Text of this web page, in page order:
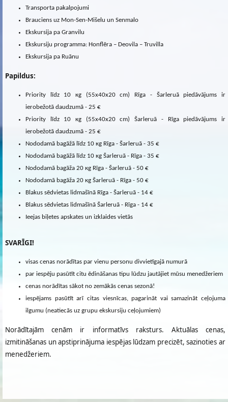
Transporta pakalpojumi
Brauciens uz Mon-Sen-Mišelu un Senmalo
Ekskursija pa Granvilu
Ekskursiju programma: Honflēra – Deovila – Truvilla
Ekskursija pa Ruānu
Papildus:
Priority līdz 10 кg (55x40x20 cm) Rīga - Šarleruā piedāvājums ir
ierobežotā daudzumā - 25 €
Priority līdz 10 кg (55x40x20 cm) Šarleruā - Rīga piedāvājums ir
ierobežotā daudzumā - 25 €
Nododamā bagāžā līdz 10 кg Rīga - Šarleruā - 35 €
Nododamā bagāžā līdz 10 кg Šarleruā - Rīga - 35 €
Nododamā bagāža 20 кg Rīga - Šarleruā - 50 €
Nododamā bagāža 20 кg Šarleruā - Rīga - 50 €
Blakus sēdvietas lidmašīnā Rīga - Šarleruā - 14 €
Blakus sēdvietas lidmašīnā Šarleruā - Rīga - 14 €
Ieejas biļetes apskates un izklaides vietās
SVARĪGI!
visas cenas norādītas par vienu personu divvietīgajā numurā
par iespēju pasūtīt citu ēdināšanas tipu lūdzu jautājiet mūsu menedžeriem
cenas norādītas sākot no zemākās cenas sezonā!
iespējams pasūtīt arī citas viesnīcas, pagarināt vai samazināt ceļojuma
ilgumu (neatiecās uz grupu ekskursiju ceļojumiem)
Norādītajām cenām ir informatīvs raksturs. Aktuālas cenas,
izmitināšanas un apstiprinājuma iespējas lūdzam precizēt, sazinoties ar
menedžeriem.